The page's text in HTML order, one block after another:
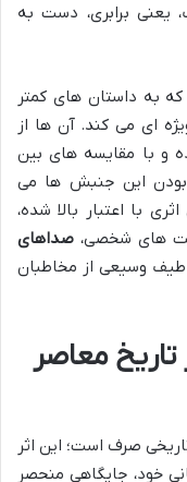
برابری، دست به
به داستان های کمتر
ای می کند. آن ها از
و با مقایسه های بین
بودن این جنبش ها می
با اعتبار بالا شده،
های شخصی، صداهای
طیف وسیعی از مخاطبان
معاصر
صرف است؛ این اثر
خود، جایگاهی منحصر